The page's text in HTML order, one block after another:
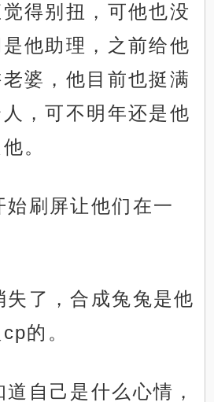
得别扭，可他也没
他助理，之前给他
婆，他目前也挺满
，可不明年还是他
。
始刷屏让他们在一
失了，合成兔兔是他
的。
自己是什么心情，